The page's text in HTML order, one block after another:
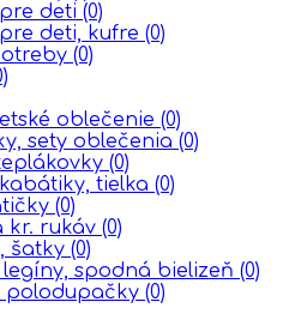
deti (0)
deti, kufre (0)
(0)
oblečenie (0)
sety oblečenia (0)
(0)
tielka (0)
(0)
kr. rukáv (0)
šatky (0)
legíny, spodná bielizeň (0)
polodupačky (0)